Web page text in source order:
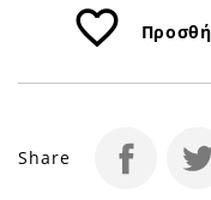
favorite_border
Share